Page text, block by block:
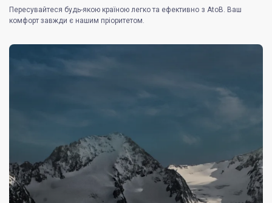
Пересувайтеся будь-якою країною легко та ефективно з AtoB. Ваш
комфорт завжди є нашим пріоритетом.